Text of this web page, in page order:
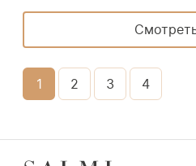
1 2 3 4